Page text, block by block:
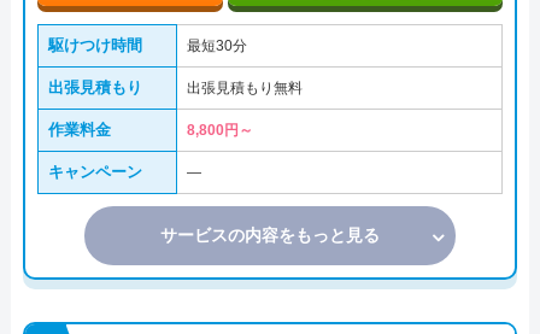
駆けつけ時間 最短30分
出張見積もり 出張見積もり無料
作業料金 8,800円～
キャンペーン ―
サービスの内容をもっと見る